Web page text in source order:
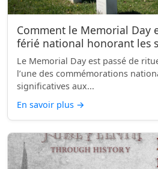
Comment le Memorial Day
férié national honorant les
Le Memorial Day est passé de
l’une des commémorations
significatives aux...
En savoir plus →